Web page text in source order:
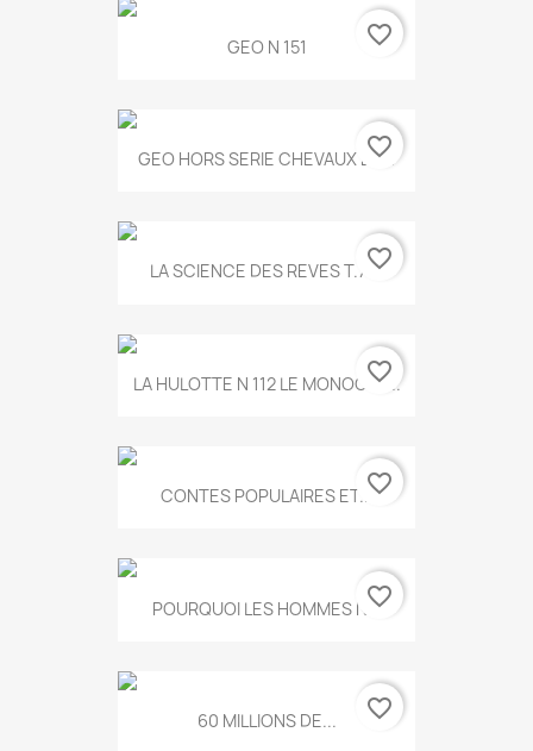
GEO N 151 favorite_border
GEO HORS SERIE CHEVAUX ET...
favorite_border
LA SCIENCE DES REVES T.787
favorite_border
LA HULOTTE N 112 LE MONOCLE...
favorite_border
CONTES POPULAIRES ET...favorite_border
POURQUOI LES HOMMES N...favorite_border
60 MILLIONS DE... favorite_border